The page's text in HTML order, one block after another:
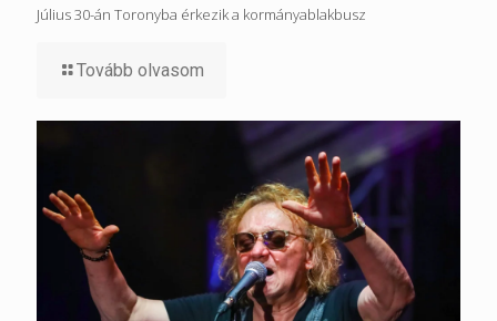
Július 30-án Toronyba érkezik a kormányablakbusz
Tovább olvasom